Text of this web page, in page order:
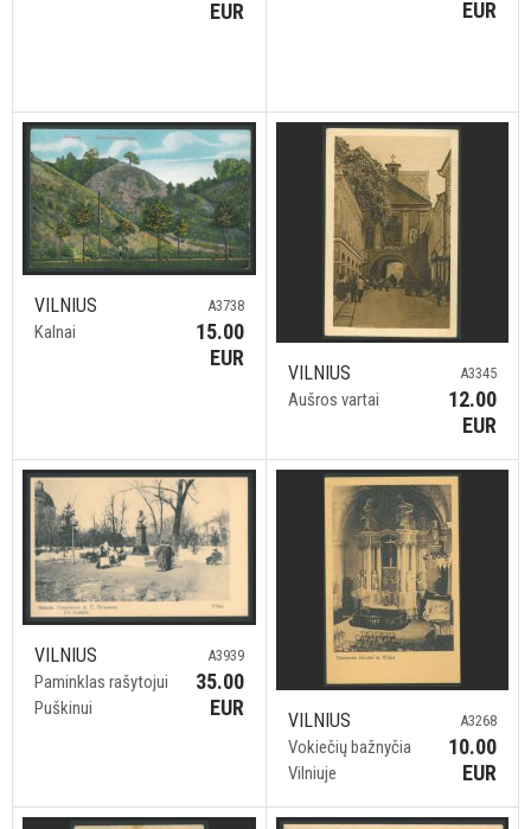
EUR
EUR
VILNIUS
Kalnai
A3738
15.00
EUR
VILNIUS
Aušros vartai
A3345
12.00
EUR
VILNIUS
Paminklas rašytojui
Puškinui
A3939
35.00
EUR
VILNIUS
Vokiečių bažnyčia
Vilniuje
A3268
10.00
EUR